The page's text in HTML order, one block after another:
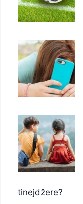
tinejdžere?